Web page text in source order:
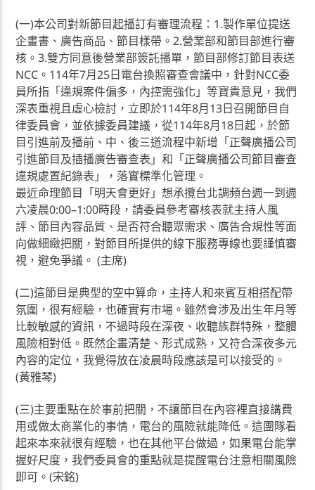
(一)本公司對新節目起播訂有審理流程：1.製作單位提送
企畫書、廣告商品、節目樣帶。2.營業部和節目部進行審
核。3.雙方同意後營業部簽託播單，節目部修訂節目表送
NCC。114年7月25日電台換照審查會議中，針對NCC委
員所指「違規案件偏多，內控需強化」等寶貴意見，我們
深表重視且虛心檢討，立即於114年8月13日召開節目自
律委員會，並依據委員建議，從114年8月18日起，於節
目引進前及播前、中、後三道流程中新增「正聲廣播公司
引進節目及插播廣告審查表」和「正聲廣播公司節目審查
違規處置紀錄表」，落實標準化管理。
最近命理節目「明天會更好」想承攬台北調頻台週一到週
六凌晨0:00–1:00時段，請委員參考審核表就主持人風
評、節目內容品質、是否符合聽眾需求、廣告合規性等面
向做細緻把關，對節目所提供的線下服務專線也要謹慎審
視，避免爭議。 (主席)
(二)這節目是典型的空中算命，主持人和來賓互相搭配帶
氛圍，很有經驗，也確實有市場。雖然會涉及出生年月等
比較敏感的資訊，不過時段在深夜、收聽族群特殊，整體
風險相對低。既然企畫清楚、形式成熟，又符合深夜多元
內容的定位，我覺得放在凌晨時段應該是可以接受的。
(黃雅琴)
(三)主要重點在於事前把關，不讓節目在內容裡直接講費
用或做太商業化的事情，電台的風險就能降低。這團隊看
起來本來就很有經驗，也在其他平台做過，如果電台能掌
握好尺度，我們委員會的重點就是提醒電台注意相關風險
即可。(宋銘)